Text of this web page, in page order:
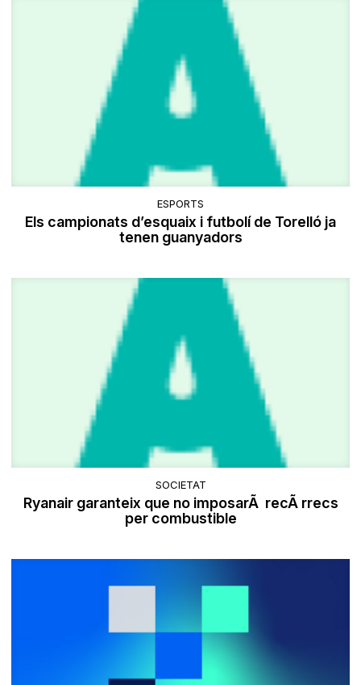
ESPORTS
Els campionats d’esquaix i futbolí de Torelló ja
tenen guanyadors
SOCIETAT
Ryanair garanteix que no imposarÃ recÃ rrecs
per combustible